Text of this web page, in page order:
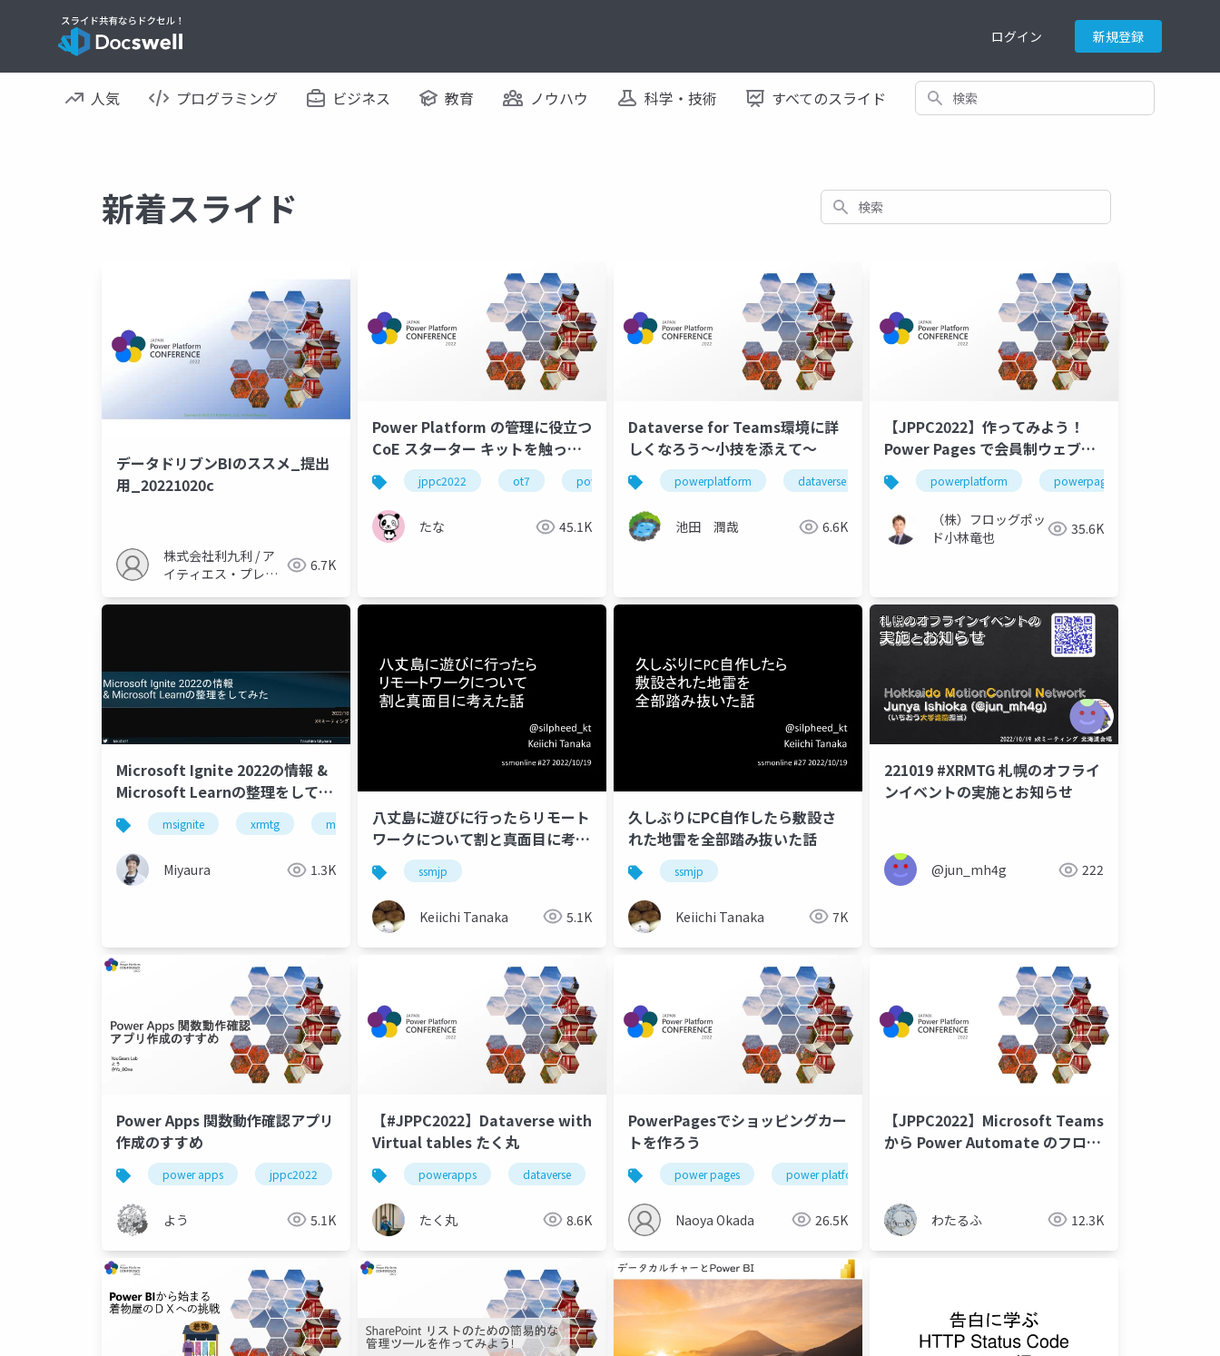
ログイン 新規登録
人気 プログラミング ビジネス 教育 ノウハウ 科学・技術 すべてのスライド 検索
新着スライド 検索
データドリブンBIのススメ_提出
用_20221020c
株式会社利九利 / ア
イティエス・プレザ
雄
6.7K
Power Platform の管理に役立つ
CoE スターター キットを触って
みた
jppc2022 ot7 powerplatform
たな 45.1K
Dataverse for Teams環境に詳
しくなろう～小技を添えて～
powerplatform dataverse teams microsoft jppc2022
池田 潤哉 6.6K
【JPPC2022】作ってみよう！
Power Pages で会員制ウェブサ
イト小林竜也
powerplatform powerpages
（株）フロッグポッ
ド小林竜也
35.6K
Microsoft Ignite 2022の情報 &
Microsoft Learnの整理をしてみ
た
msignite xrmtg mixed reality xr digital twins
Miyaura 1.3K
八丈島に遊びに行ったらリモート
ワークについて割と真面目に考え
た話
ssmjp
Keiichi Tanaka 5.1K
久しぶりにPC自作したら敷設さ
れた地雷を全部踏み抜いた話
ssmjp
Keiichi Tanaka 7K
221019 #XRMTG 札幌のオフライ
ンイベントの実施とお知らせ
@jun_mh4g 222
Power Apps 関数動作確認アプリ
作成のすすめ
power apps jppc2022
よう 5.1K
【#JPPC2022】Dataverse with
Virtual tables たく丸
powerapps dataverse powerplatform jppc2022
たく丸 8.6K
PowerPagesでショッピングカー
トを作ろう
power pages power platform
Naoya Okada 26.5K
【JPPC2022】Microsoft Teams
から Power Automate のフロー
わたるふ 12.3K